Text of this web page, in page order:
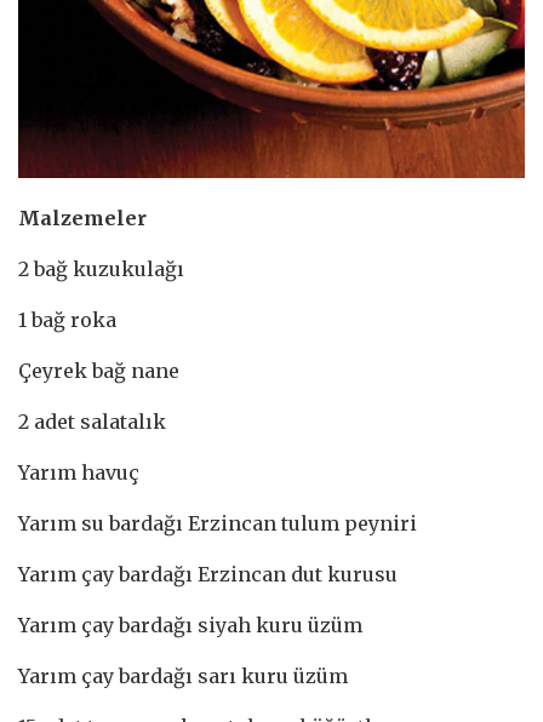
Malzemeler
2 bağ kuzukulağı
1 bağ roka
Çeyrek bağ nane
2 adet salatalık
Yarım havuç
Yarım su bardağı Erzincan tulum peyniri
Yarım çay bardağı Erzincan dut kurusu
Yarım çay bardağı siyah kuru üzüm
Yarım çay bardağı sarı kuru üzüm